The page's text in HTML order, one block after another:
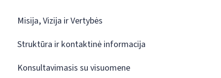
Misija, Vizija ir Vertybės
Struktūra ir kontaktinė informacija
Konsultavimasis su visuomene